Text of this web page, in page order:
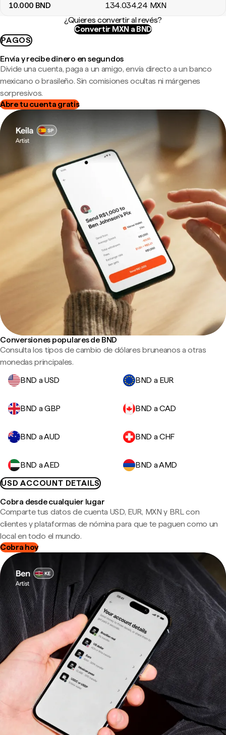
10.000 BND 134.034,24 MXN
¿Quieres convertir al revés?
Convertir MXN a BND
PAGOS
Envía y recibe dinero en segundos
Divide una cuenta, paga a un amigo, envía directo a un banco
mexicano o brasileño. Sin comisiones ocultas ni márgenes
sorpresivos.
Abre tu cuenta gratis
Conversiones populares de BND
Consulta los tipos de cambio de dólares bruneanos a otras
monedas principales.
BND a USD
BND a EUR
BND a GBP BND a CAD
BND a AUD BND a CHF
BND a AED
BND a AMD
USD ACCOUNT DETAILS
Cobra desde cualquier lugar
Comparte tus datos de cuenta USD, EUR, MXN y BRL con
clientes y plataformas de nómina para que te paguen como un
local en todo el mundo.
Cobra hoy